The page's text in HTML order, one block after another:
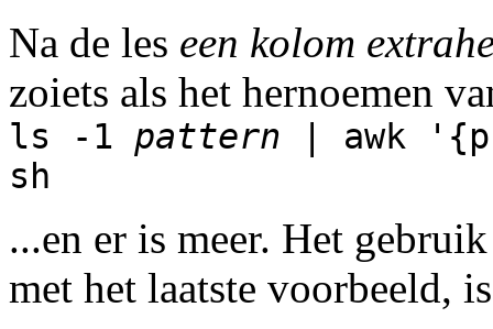
Na de les een kolom
zoiets als het hernoemen
ls -1 pattern | awk
sh
...en er is meer. Het
met het laatste voorbeeld,